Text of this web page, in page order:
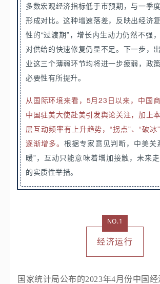
多数宏观经济指标低于市预期，与一季
形成对比。这种增速落差，反映出经济
性的“过渡期”，增长内生动力仍然不强
对供给的快速修复仍显不足。下一步，
业这三个薄弱环节均将进一步疲弱，政
必要性有所提升。
从国际环境来看，5月23日以来，中国
中国驻美大使赴美引发舆论关注，加上
层互动频率有上升趋势，“拐点”、“破冰
逐渐增多。根据专家意见判断，中美关
暖”，互动只能意味着增加接触，未来
的实质性举措。
NO.1
经济运行
国家统计局公布的2023年4月份中国经